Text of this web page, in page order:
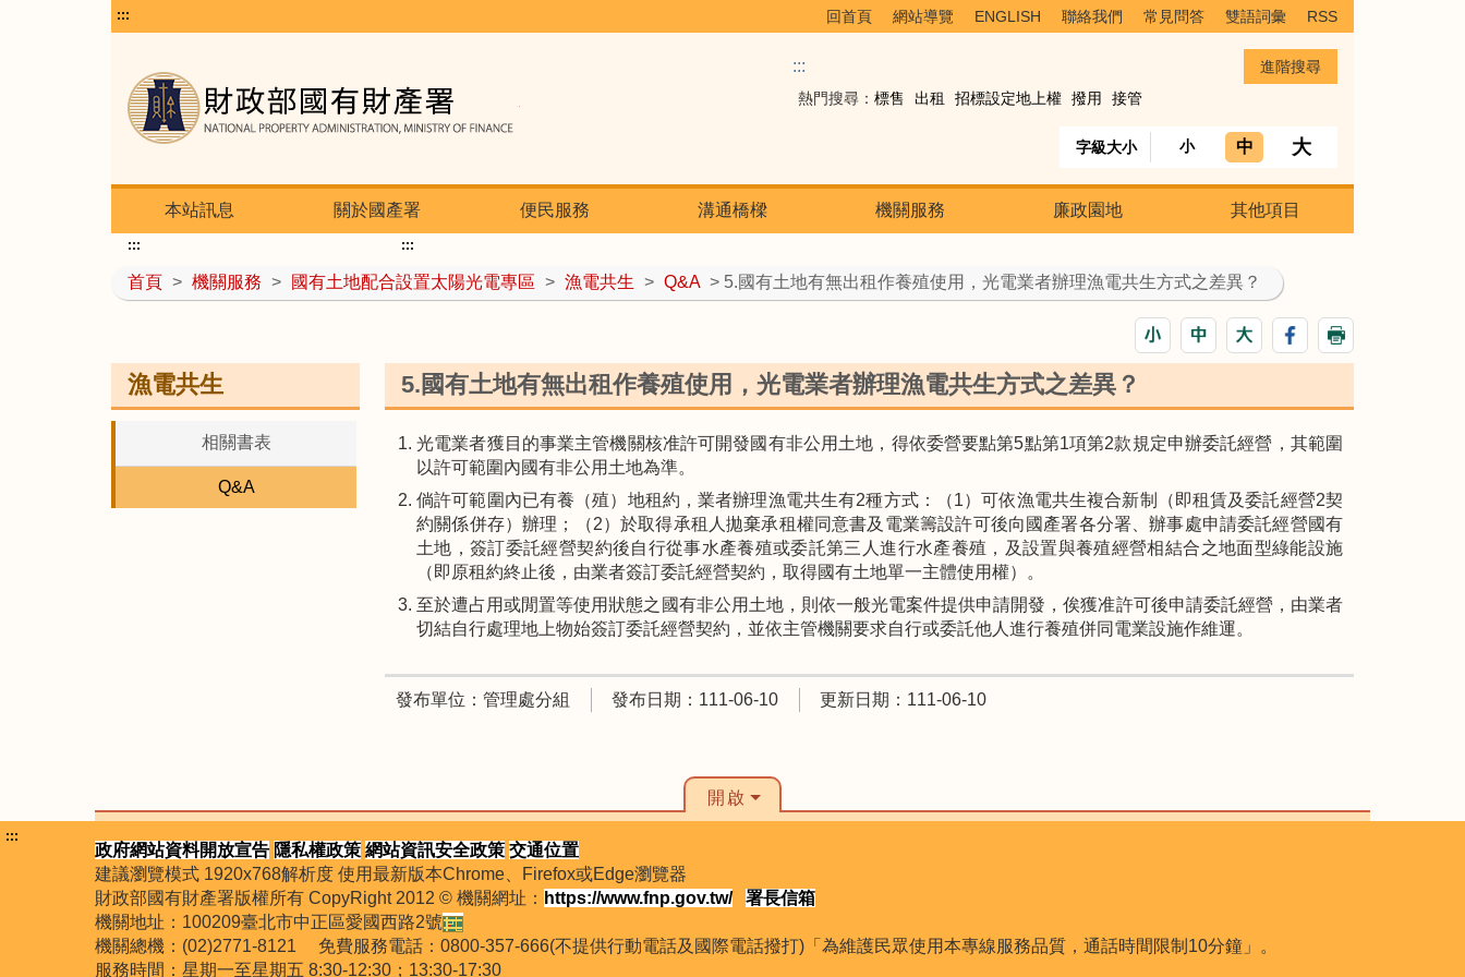
::: 回首頁 網站導覽 ENGLISH 聯絡我們 常見問答 雙語詞彙 RSS
:::
熱門搜尋： 標售 出租 招標設定地上權 撥用 接管
字級大小 小 中 大
本站訊息 關於國產署 便民服務 溝通橋樑 機關服務 廉政園地 其他項目
首頁 > 機關服務 > 國有土地配合設置太陽光電專區 > 漁電共生 > Q&A > 5.國有土地有無出租作養殖使用，光電業者辦理漁電共生方式之差異？
:::
漁電共生
相關書表
Q&A
:::
5.國有土地有無出租作養殖使用，光電業者辦理漁電共生方式之差異？
光電業者獲目的事業主管機關核准許可開發國有非公用土地，得依委營要點第5點第1項第2款規定申辦委託經營，其範圍
以許可範圍內國有非公用土地為準。
倘許可範圍內已有養（殖）地租約，業者辦理漁電共生有2種方式：（1）可依漁電共生複合新制（即租賃及委託經營2契
約關係併存）辦理；（2）於取得承租人拋棄承租權同意書及電業籌設許可後向國產署各分署、辦事處申請委託經營國有
土地，簽訂委託經營契約後自行從事水產養殖或委託第三人進行水產養殖，及設置與養殖經營相結合之地面型綠能設施
（即原租約終止後，由業者簽訂委託經營契約，取得國有土地單一主體使用權）。
至於遭占用或閒置等使用狀態之國有非公用土地，則依一般光電案件提供申請開發，俟獲准許可後申請委託經營，由業者
切結自行處理地上物始簽訂委託經營契約，並依主管機關要求自行或委託他人進行養殖併同電業設施作維運。
發布單位：管理處分組 發布日期：111-06-10 更新日期：111-06-10
開啟
:::
政府網站資料開放宣告 隱私權政策 網站資訊安全政策 交通位置
建議瀏覽模式 1920x768解析度 使用最新版本Chrome、Firefox或Edge瀏覽器
財政部國有財產署版權所有 CopyRight 2012 © 機關網址： https://www.fnp.gov.tw/
署長信箱
機關地址：100209臺北市中正區愛國西路2號
機關總機：(02)2771-8121 免費服務電話：0800-357-666(不提供行動電話及國際電話撥打)「為維護民眾使用本專線服務品質，通話時間限制10分鐘」。
服務時間：星期一至星期五 8:30-12:30；13:30-17:30